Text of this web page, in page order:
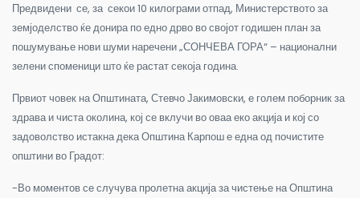
Предвидени се, за секои 10 килограми отпад, Министерството за
земјоделство ќе донира по едно дрво во својот годишен план за
пошумување нови шуми наречени „СОНЧЕВА ГОРА“ – национални
зелени споменици што ќе растат секоја година.
Првиот човек на Општината, Стевчо Јакимовски, е голем поборник за
здрава и чиста околина, кој се вклучи во оваа еко акција и кој со
задоволство истакна дека Општина Карпош е една од почистите
општини во Градот:
-Во моментов се случува пролетна акција за чистење на Општина